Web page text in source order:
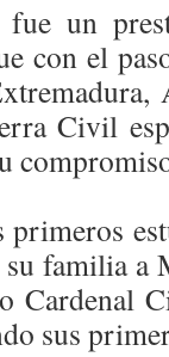
un
con el
Civil
primeros
familia
Cardenal
sus